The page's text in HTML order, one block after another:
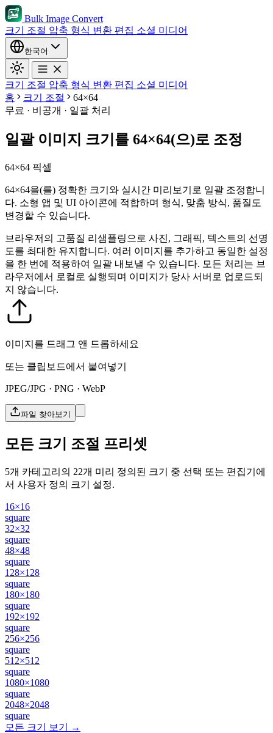
Bulk Image Convert
크기 조절 압축 형식 변환 편집 소셜 미디어
한국어
크기 조절 압축 형식 변환 편집 소셜 미디어
홈
크기 조절
64×64
무료 · 비공개 · 일괄 처리
일괄 이미지 크기를 64×64(으)로 조정
64×64 픽셀
64×64을(를) 정확한 크기와 실시간 미리보기로 일괄 조정합니
다. 소형 앱 및 UI 아이콘에 적합하며 형식, 맞춤 방식, 품질도
변경할 수 있습니다.
브라우저의 고품질 리샘플링으로 사진, 그래픽, 텍스트의 선명
도를 최대한 유지합니다. 여러 이미지를 추가하고 동일한 설정
을 한 번에 적용하여 일괄 내보낼 수 있습니다. 모든 처리는 브
라우저에서 로컬로 실행되며 이미지가 당사 서버로 업로드되
지 않습니다.
이미지를 드래그 앤 드롭하세요
또는 클립보드에서 붙여넣기
JPEG/JPG · PNG · WebP
파일 찾아보기
모든 크기 조절 프리셋
5개 카테고리의 22개 미리 정의된 크기 중 선택 또는 편집기에
서 사용자 정의 크기 설정.
16×16
square
32×32
square
48×48
square
128×128
square
180×180
square
192×192
square
256×256
square
512×512
square
1080×1080
square
2048×2048
square
모든 크기 보기 →